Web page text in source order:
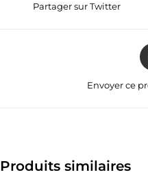
Partager sur Twitter
Envoyer ce
Produits similaires